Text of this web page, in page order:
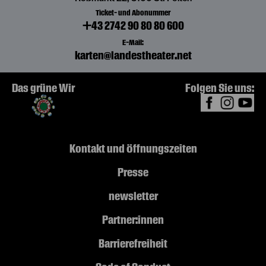
von Christine Nöstlinger
DIE SACHE MIT DEM
TICKETS
DIE SACHE MIT DEM
GRUSELWUSEL
von Christine Nöstlinger
Ticket- und Abonummer
+43 2742 90 80 80 600
E-Mail:
karten@landestheater.net
Das grüne Wir Folgen Sie uns:
Kontakt und Öffnungszeiten
Presse
newsletter
Partner:innen
Barrierefreiheit